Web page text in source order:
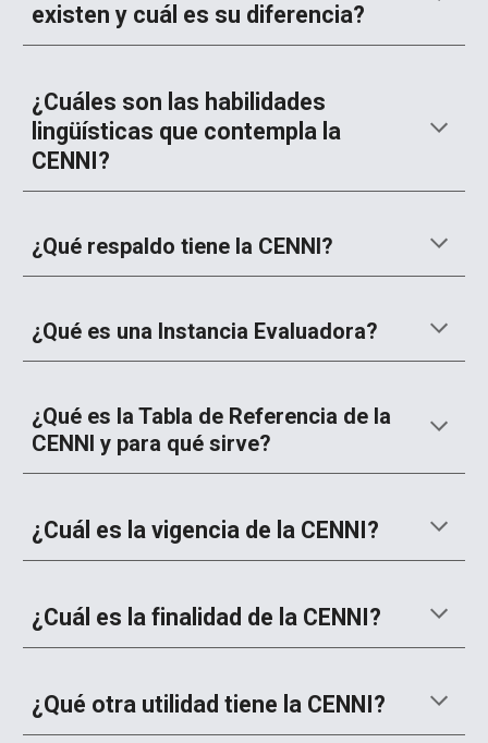
existen y cuál es su diferencia?
¿Cuáles son las habilidades
lingüísticas que contempla la
CENNI?
¿Qué respaldo tiene la CENNI?
¿Qué es una Instancia Evaluadora?
¿Qué es la Tabla de Referencia de la
CENNI y para qué sirve?
¿Cuál es la vigencia de la CENNI?
¿Cuál es la finalidad de la CENNI?
¿Qué otra utilidad tiene la CENNI?